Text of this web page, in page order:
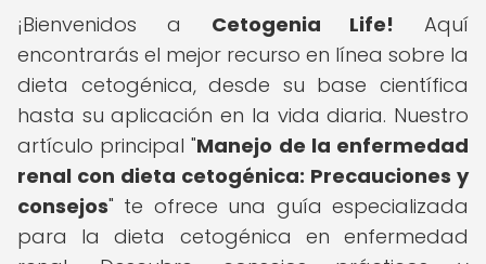
¡Bienvenidos a Cetogenia Life! Aquí
encontrarás el mejor recurso en línea sobre la
dieta cetogénica, desde su base científica
hasta su aplicación en la vida diaria. Nuestro
artículo principal "Manejo de la enfermedad
renal con dieta cetogénica: Precauciones y
consejos" te ofrece una guía especializada
para la dieta cetogénica en enfermedad